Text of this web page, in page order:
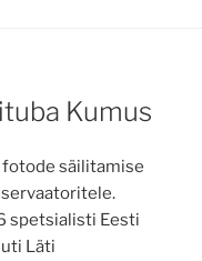
Kumus
säilitamise
spetsialisti Eesti
Läti